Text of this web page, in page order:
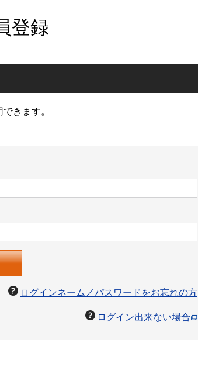
登録
きます。
ログインネーム／パスワードをお忘れの方
ログイン出来ない場合